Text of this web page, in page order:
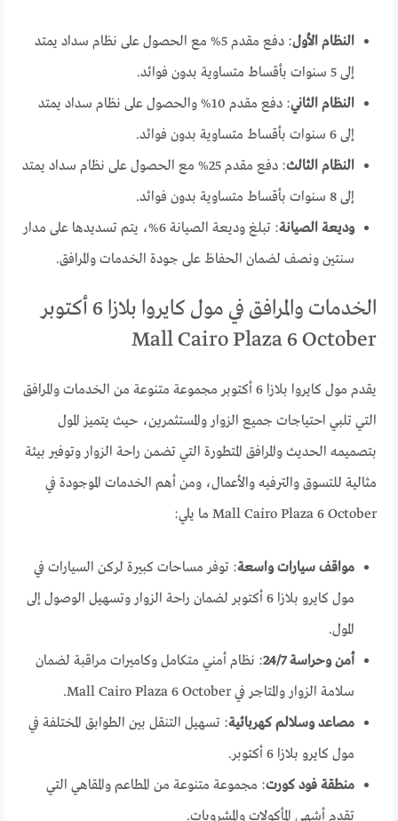
النظام الأول
: دفع مقدم 5% مع الحصول على نظام سداد يمتد
إلى 5 سنوات بأقساط متساوية بدون فوائد.
النظام الثاني
: دفع مقدم 10% والحصول على نظام سداد يمتد
إلى 6 سنوات بأقساط متساوية بدون فوائد.
النظام الثالث
: دفع مقدم 25% مع الحصول على نظام سداد يمتد
إلى 8 سنوات بأقساط متساوية بدون فوائد.
وديعة الصيانة
: تبلغ وديعة الصيانة 6%، يتم تسديدها على مدار
سنتين ونصف لضمان الحفاظ على جودة الخدمات والمرافق.
الخدمات والمرافق في مول كايروا بلازا 6 أكتوبر
Mall Cairo Plaza 6 October
يقدم مول كايروا بلازا 6 أكتوبر مجموعة متنوعة من الخدمات والمرافق
التي تلبي احتياجات جميع الزوار والمستثمرين، حيث يتميز المول
بتصميمه الحديث والمرافق المتطورة التي تضمن راحة الزوار وتوفير بيئة
مثالية للتسوق والترفيه والأعمال، ومن أهم الخدمات الموجودة في
Mall Cairo Plaza 6 October ما يلي:
مواقف سيارات واسعة: توفر مساحات كبيرة لركن السيارات في
مول كايرو بلازا 6 أكتوبر لضمان راحة الزوار وتسهيل الوصول إلى
المول.
أمن وحراسة 24/7
: نظام أمني متكامل وكاميرات مراقبة لضمان
سلامة الزوار والمتاجر في Mall Cairo Plaza 6 October.
مصاعد وسلالم كهربائية: تسهيل التنقل بين الطوابق المختلفة في
مول كايرو بلازا 6 أكتوبر.
منطقة فود كورت: مجموعة متنوعة من المطاعم والمقاهي التي
تقدم أشهى المأكولات والمشروبات.